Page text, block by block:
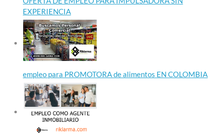
EXPERIENCIA
empleo para PROMOTORA de alimentos EN COLOMBIA